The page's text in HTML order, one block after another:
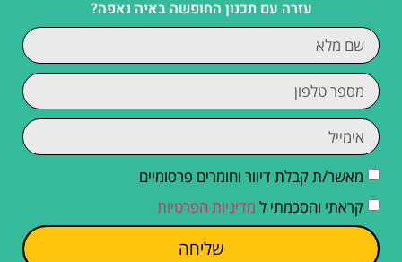
עזרה עם תכנון החופשה באיה נאפה?
מאשר/ת קבלת דיוור וחומרים פרסומיים
קראתי והסכמתי ל מדיניות הפרטיות
שליחה